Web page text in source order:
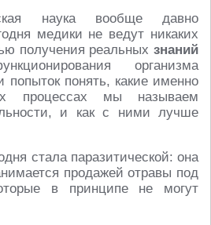
наука вообще давно
медики не ведут никаких
получения реальных знаний
организма
попыток понять, какие именно
процессах мы называем
и как с ними лучше
стала паразитической: она
продажей отравы под
в принципе не могут